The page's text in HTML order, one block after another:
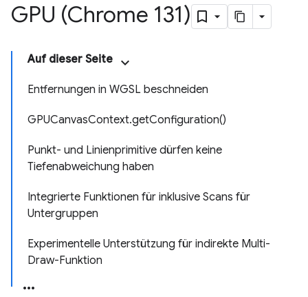
GPU (Chrome 131)
Auf dieser Seite
Entfernungen in WGSL beschneiden
GPUCanvasContext.getConfiguration()
Punkt- und Linienprimitive dürfen keine
Tiefenabweichung haben
Integrierte Funktionen für inklusive Scans für
Untergruppen
Experimentelle Unterstützung für indirekte Multi-
Draw-Funktion